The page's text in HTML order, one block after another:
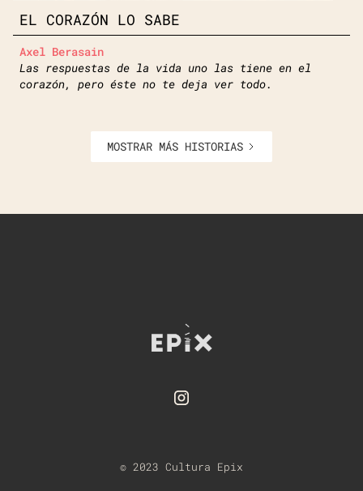
EL CORAZÓN LO SABE
Axel Berasain
Las respuestas de la vida uno las tiene en el
corazón, pero éste no te deja ver todo.
MOSTRAR MÁS HISTORIAS
© 2023 Cultura Epix